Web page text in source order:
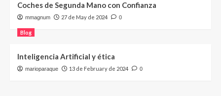
Coches de Segunda Mano con Confianza
mmagnum 27 de May de 2024 0
Blog
Inteligencia Artificial y ética
marioparaque 13 de February de 2024 0